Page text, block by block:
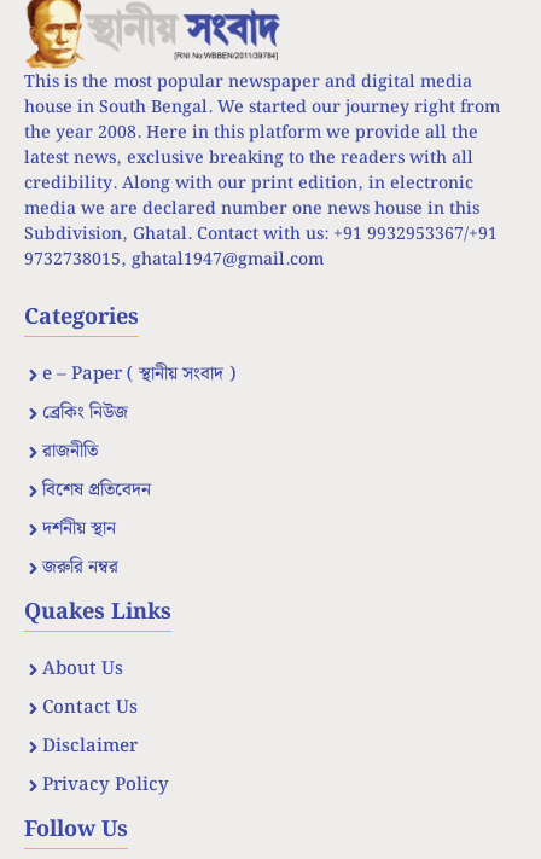
This is the most popular newspaper and digital media
house in South Bengal. We started our journey right from
the year 2008. Here in this platform we provide all the
latest news, exclusive breaking to the readers with all
credibility. Along with our print edition, in electronic
media we are declared number one news house in this
Subdivision, Ghatal. Contact with us: +91 9932953367/+91
9732738015, ghatal1947@gmail.com
Categories
e – Paper ( স্থানীয় সংবাদ )
ব্রেকিং নিউজ
রাজনীতি
বিশেষ প্রতিবেদন
দর্শনীয় স্থান
জরুরি নম্বর
Quakes Links
About Us
Contact Us
Disclaimer
Privacy Policy
Follow Us